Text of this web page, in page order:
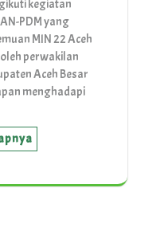
kegiatan
PDM yang
MIN 22 Aceh
perwakilan
Aceh Besar
menghadapi